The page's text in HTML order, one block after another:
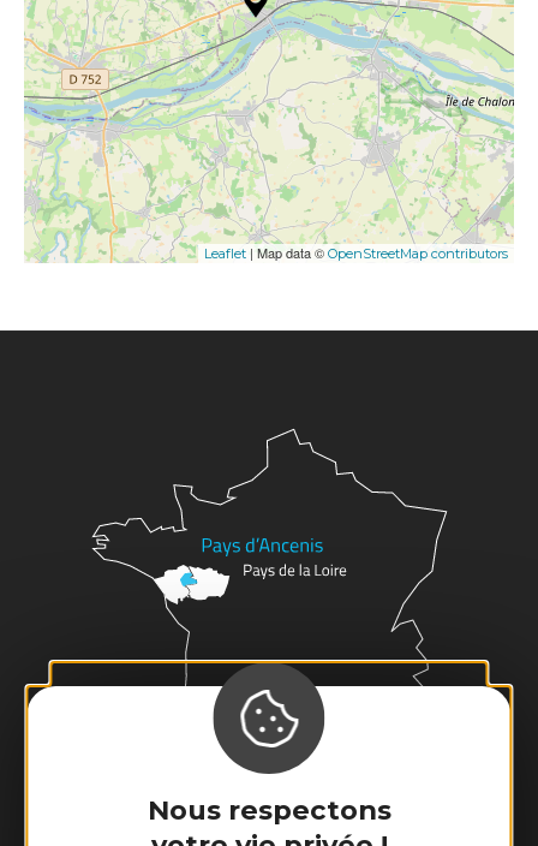
Nous respectons
Leaflet | Map data © OpenStreetMap contributors